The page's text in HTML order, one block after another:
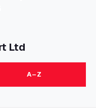
Ltd
A–Z